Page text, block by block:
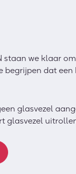
staan we klaar
begrijpen dat
glasvezel
glasvezel